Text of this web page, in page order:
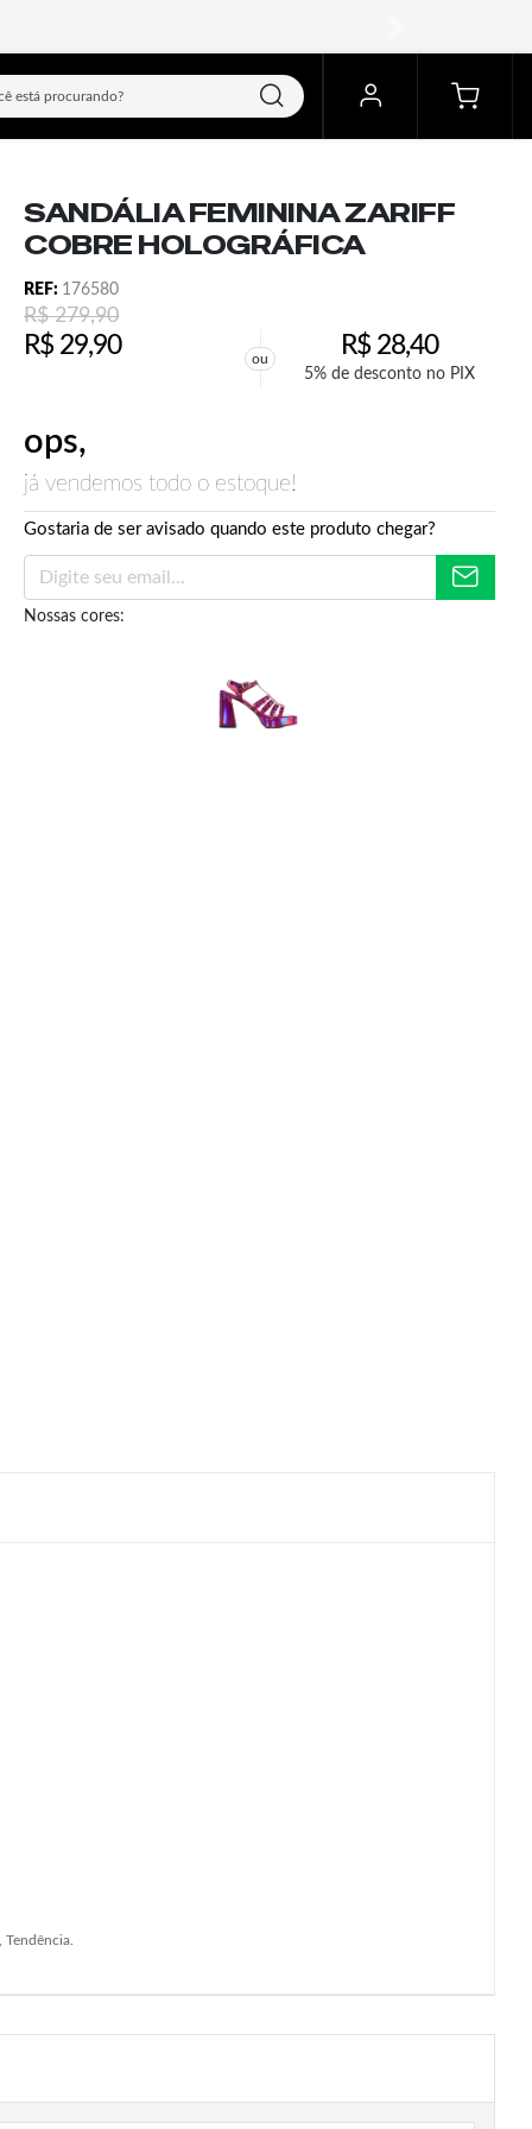
SANDÁLIA FEMININA ZARIFF
COBRE HOLOGRÁFICA
REF: 176580
R$279,90
R$29,90 ou R$28,40
5% de desconto no PIX
ops,
já vendemos todo o estoque!
Gostaria de ser avisado quando este produto chegar?
Nossas cores: